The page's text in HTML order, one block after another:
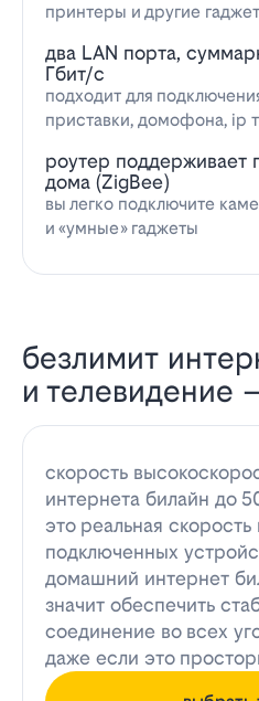
принтеры и другие
два LAN порта,
Гбит/с
подходит для
приставки, домофона, ip
роутер поддерживает
дома (ZigBee)
вы легко подключите
и «умные» гаджеты
безлимит
и телевидение
скорость
интернета билайн до
это реальная
подключенных
домашний интернет
значит обеспечить
соединение во всех
даже если это